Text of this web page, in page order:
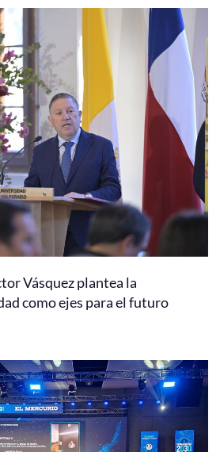
Vásquez plantea la
como ejes para el futuro